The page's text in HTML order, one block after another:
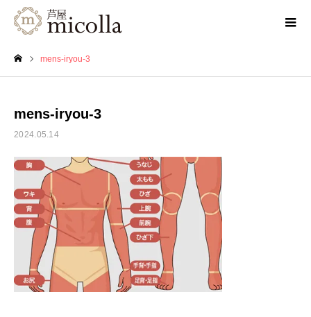
mens-iryou-3
mens-iryou-3
2024.05.14